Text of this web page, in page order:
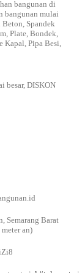
bangunan di
bangunan mulai
Beton, Spandek
Plate, Bondek,
Kapal, Pipa Besi,
besar, DISKON
Semarang Barat
an)